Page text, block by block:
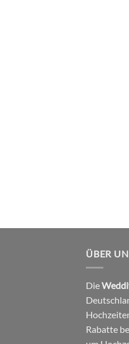
ÜBER
Die
Rabatte